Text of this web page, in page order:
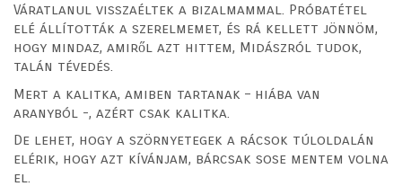
Váratlanul visszaéltek a bizalmammal. Próbatétel
elé állították a szerelmemet, és rá kellett jönnöm,
hogy mindaz, amiről azt hittem, Midászról tudok,
talán tévedés.
Mert a kalitka, amiben tartanak – hiába van
aranyból -, azért csak kalitka.
De lehet, hogy a szörnyetegek a rácsok túloldalán
elérik, hogy azt kívánjam, bárcsak sose mentem volna
el.